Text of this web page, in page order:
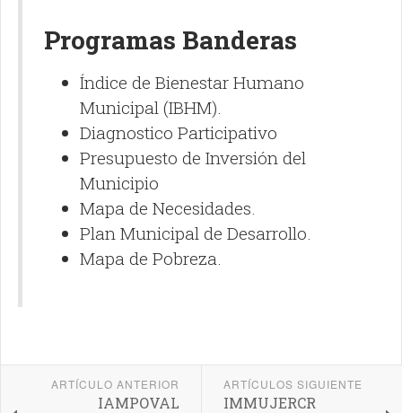
Programas Banderas
Índice de Bienestar Humano
Municipal (IBHM).
Diagnostico Participativo
Presupuesto de Inversión del
Municipio
Mapa de Necesidades.
Plan Municipal de Desarrollo.
Mapa de Pobreza.
ARTÍCULO ANTERIOR
IAMPOVAL
ARTÍCULOS SIGUIENTE
IMMUJERCR